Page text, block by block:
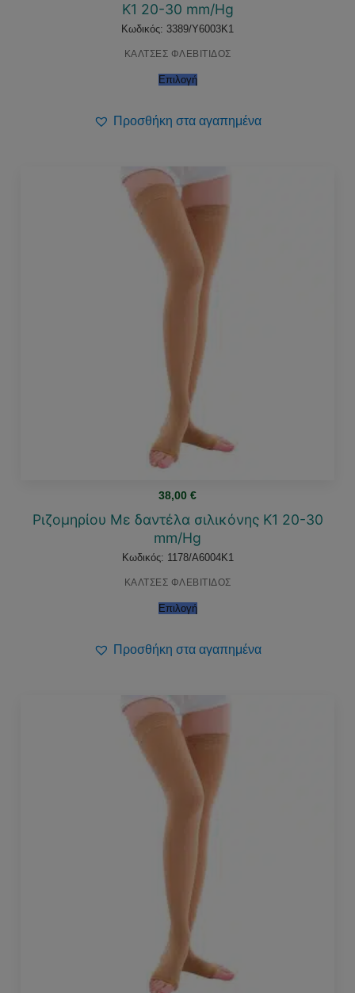
Κ1 20-30 mm/Hg
Κωδικός: 3389/Y6003K1
ΚΑΛΤΣΕΣ ΦΛΕΒΙΤΙΔΟΣ
Επιλογή
Προσθήκη στα αγαπημένα
38,00 €
Ριζομηρίου Με δαντέλα σιλικόνης Κ1 20-30
mm/Hg
Κωδικός: 1178/A6004K1
ΚΑΛΤΣΕΣ ΦΛΕΒΙΤΙΔΟΣ
Επιλογή
Προσθήκη στα αγαπημένα